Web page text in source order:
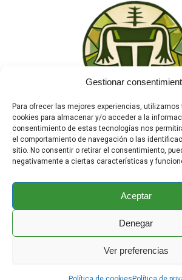
Gestionar
Para ofrecer las mejores experiencias,
cookies para almacenar y/o acceder a la
consentimiento de estas tecnologías nos
el comportamiento de navegación o las
sitio. No consentir o retirar el consentimiento,
negativamente a ciertas características y
Aceptar
Denegar
Ver preferencias
¿Quiénes Somos?
Enciclopedia
Aviso Legal|Política de
Política de Cookies